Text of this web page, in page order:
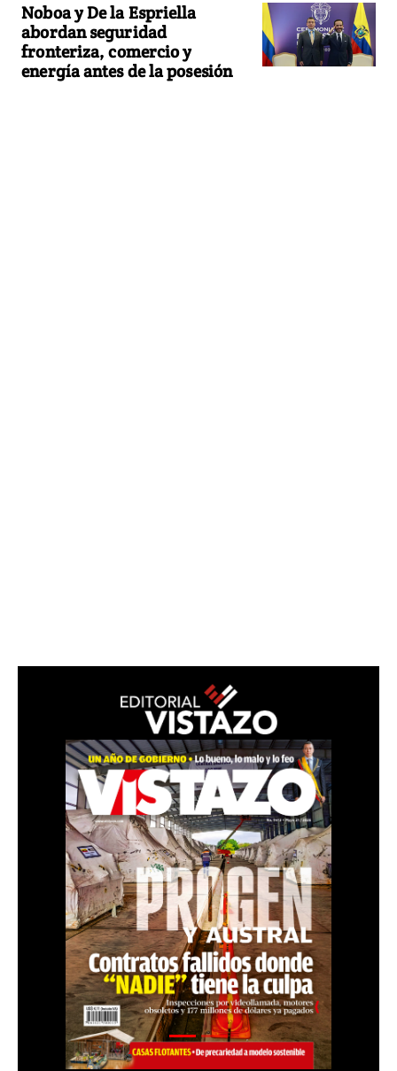
Noboa y De la Espriella
abordan seguridad
fronteriza, comercio y
energía antes de la posesión